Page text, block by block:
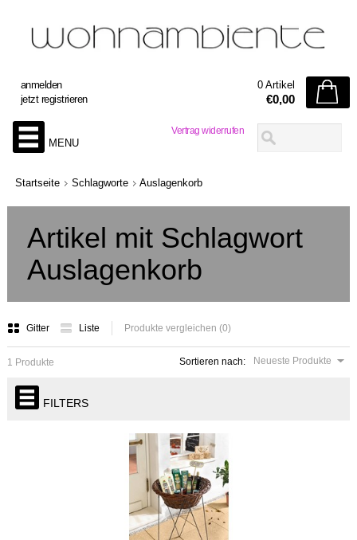
Vertrag widerrufen
anmelden
jetzt registrieren
0 Artikel
€0,00
MENU
Startseite Schlagworte Auslagenkorb
Artikel mit Schlagwort
Auslagenkorb
Gitter Liste Produkte vergleichen (0)
Sortieren nach: Neueste Produkte
1 Produkte
FILTERS